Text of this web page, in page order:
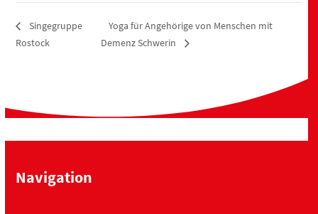
Singegruppe
Rostock
Yoga für Angehörige von Menschen mit
Demenz Schwerin
Navigation